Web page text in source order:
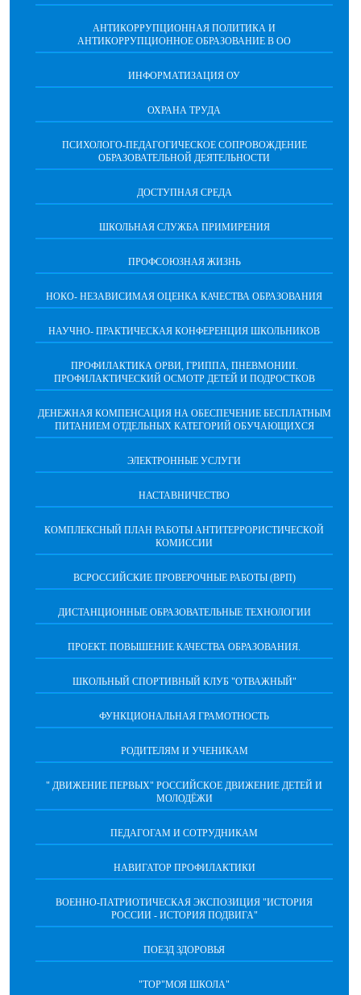
АНТИКОРРУПЦИОННАЯ ПОЛИТИКА И
АНТИКОРРУПЦИОННОЕ ОБРАЗОВАНИЕ В ОО
ИНФОРМАТИЗАЦИЯ ОУ
ОХРАНА ТРУДА
ПCИХОЛОГО-ПЕДАГОГИЧЕСКОЕ СОПРОВОЖДЕНИЕ
ОБРАЗОВАТЕЛЬНОЙ ДЕЯТЕЛЬНОСТИ
ДОСТУПНАЯ СРЕДА
ШКОЛЬНАЯ СЛУЖБА ПРИМИРЕНИЯ
ПРОФСОЮЗНАЯ ЖИЗНЬ
НОКО- НЕЗАВИСИМАЯ ОЦЕНКА КАЧЕСТВА ОБРАЗОВАНИЯ
НАУЧНО- ПРАКТИЧЕСКАЯ КОНФЕРЕНЦИЯ ШКОЛЬНИКОВ
ПРОФИЛАКТИКА ОРВИ, ГРИППА, ПНЕВМОНИИ.
ПРОФИЛАКТИЧЕСКИЙ ОСМОТР ДЕТЕЙ И ПОДРОСТКОВ
ДЕНЕЖНАЯ КОМПЕНСАЦИЯ НА ОБЕСПЕЧЕНИЕ БЕСПЛАТНЫМ
ПИТАНИЕМ ОТДЕЛЬНЫХ КАТЕГОРИЙ ОБУЧАЮЩИХСЯ
ЭЛЕКТРОННЫЕ УСЛУГИ
НАСТАВНИЧЕСТВО
КОМПЛЕКСНЫЙ ПЛАН РАБОТЫ АНТИТЕРРОРИСТИЧЕСКОЙ
КОМИССИИ
ВСРОССИЙСКИЕ ПРОВЕРОЧНЫЕ РАБОТЫ (ВРП)
ДИСТАНЦИОННЫЕ ОБРАЗОВАТЕЛЬНЫЕ ТЕХНОЛОГИИ
ПРОЕКТ. ПОВЫШЕНИЕ КАЧЕСТВА ОБРАЗОВАНИЯ.
ШКОЛЬНЫЙ СПОРТИВНЫЙ КЛУБ "ОТВАЖНЫЙ"
ФУНКЦИОНАЛЬНАЯ ГРАМОТНОСТЬ
РОДИТЕЛЯМ И УЧЕНИКАМ
" ДВИЖЕНИЕ ПЕРВЫХ" РОССИЙСКОЕ ДВИЖЕНИЕ ДЕТЕЙ И
МОЛОДЁЖИ
ПЕДАГОГАМ И СОТРУДНИКАМ
НАВИГАТОР ПРОФИЛАКТИКИ
ВОЕННО-ПАТРИОТИЧЕСКАЯ ЭКСПОЗИЦИЯ "ИСТОРИЯ
РОССИИ - ИСТОРИЯ ПОДВИГА"
ПОЕЗД ЗДОРОВЬЯ
"ТОР"МОЯ ШКОЛА"